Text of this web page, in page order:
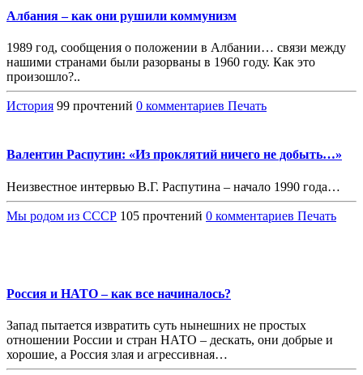
Албания – как они рушили коммунизм
1989 год, сообщения о положении в Албании… связи между
нашими странами были разорваны в 1960 году. Как это
произошло?..
История 99 прочтений 0 комментариев Печать
Валентин Распутин: «Из проклятий ничего не добыть…»
Неизвестное интервью В.Г. Распутина – начало 1990 года…
Мы родом из СССР 105 прочтений 0 комментариев Печать
Россия и НАТО – как все начиналось?
Запад пытается извратить суть нынешних не простых
отношении России и стран НАТО – дескать, они добрые и
хорошие, а Россия злая и агрессивная…